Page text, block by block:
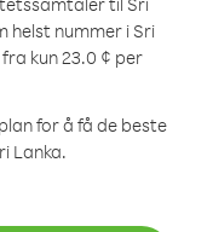
helst nummer i Sri
kun 23.0 ¢ per
for å få de beste
Lanka.